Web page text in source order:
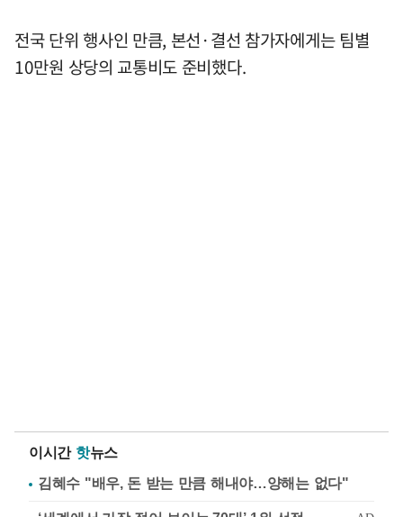
전국 단위 행사인 만큼, 본선·결선 참가자에게는 팀별
10만원 상당의 교통비도 준비했다.
이시간 핫뉴스
김혜수 "배우, 돈 받는 만큼 해내야…양해는 없다"